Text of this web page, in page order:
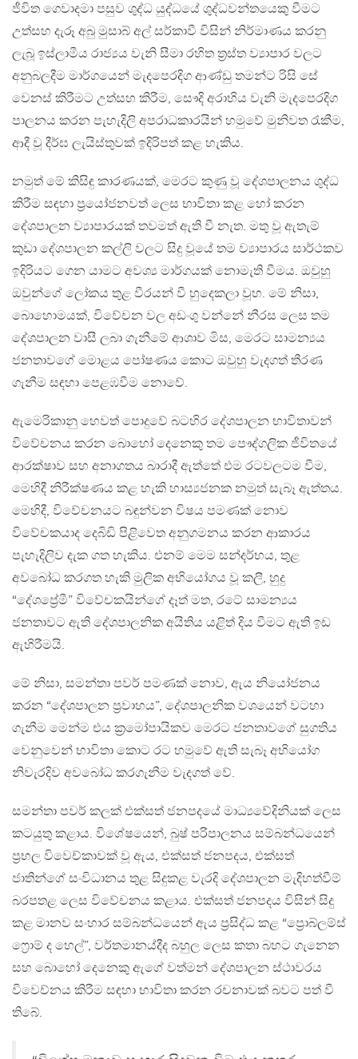
ජීවිත ගෙවාදමා පසුව ශුද්ධ යුද්ධයේ ශුද්ධවන්තයෙකු වීමට
උත්සහ දැරූ අබු මුසාබ් අල් සර්කාවී විසින් නිර්මාණය කරනු
ලැබූ ඉස්ලාමීය රාජ්‍යය වැනි සීමා රහිත ත්‍රස්ත ව්‍යාපාර වලට
අනුබලදීම මාර්ගයෙන් මැදපෙරදිග ආණ්ඩු තමන්ට රිසි සේ
වෙනස් කිරීමට උත්සහ කිරීම, සෞදි අරාභිය වැනි මැදපෙරදිග
පාලනය කරන පැහැදිලි අපරාධකාරයින් හමුවේ මුනිවත රැකීම,
ආදී වූ දීර්ඝ ලැයිස්තුවක් ඉදිරිපත් කළ හැකිය.
නමුත් මේ කිසිඳු කාරණයක්, මෙරට කුණු වූ දේශපාලනය ශුද්ධ
කිරීම සඳහා ප්‍රයෝජනවත් ලෙස භාවිතා කළ හෝ කරන
දේශපාලන ව්‍යාපාරයක් තවමත් ඇති වී නැත. මතු වූ ඇතැම්
කුඩා දේශපාලන කල්ලි වලට සිදු වූයේ තම ව්‍යාපාරය සාර්ථකව
ඉදිරියට ගෙන යාමට අවශ්‍ය මාර්ගයක් නොමැති වීමය. ඔවුහු
ඔවුන්ගේ ලෝකය තුළ වීරයන් වී හුදෙකලා වූහ. මේ නිසා,
බොහොමයක්, විවේචන වල අඩංගු වන්නේ නීරස ලෙස තම
දේශපාලන වාසී ලබා ගැනීමේ ආශාව මිස, මෙරට සාමන්‍යය
ජනතාවගේ මොළය පෝෂණය කොට ඔවුහු වැදගත් තීරණ
ගැනීම සඳහා පෙළඹවීම නොවේ.
ඇමෙරිකානු හෙවත් පොදුවේ බටහිර දේශපාලන භාවිතාවන්
විවේචනය කරන බොහෝ දෙනෙකු තම පෞද්ගලික ජීවිතයේ
ආරක්ෂාව සහ අනාගතය බාරාදී ඇත්තේ එම රටවලටම වීම,
මෙහිදී නිරීක්ෂණය කළ හැකි හාස්‍යජනක නමුත් සැබෑ ඇත්තය.
මෙහිදී, විවේචනයට බඳුන්වන විෂය පමණක් නොව
විවේචකයාද දෙබිඩි පිළිවෙත අනුගමනය කරන ආකාරය
පැහැදිලිව දැක ගත හැකිය. එනම් මෙම සන්දර්භය, තුළ
අවබෝධ කරගත හැකි මුලික අභියෝගය වූ කලී, හුදු
“දේශප්‍රේමී” විවේචකයින්ගේ දෑත් මත, රටේ සාමන්‍යය
ජනතාවට ඇති දේශපාලනික අයිතිය යළිත් දිය වීමට ඇති ඉඩ
ඇහිරීමයි.
මේ නිසා, සමන්තා පවර් පමණක් නොව, ඇය නියෝජනය
කරන “දේශපාලන ප්‍රවාහය”, දේශපාලනික වශයෙන් වටහා
ගැනීම මෙන්ම එය ක්‍රමෝපායිකව මෙරට ජනතාවගේ සුගතිය
වෙනුවෙන් භාවිතා කොට රට හමුවේ ඇති සැබෑ අභියෝග
නිවැරදිව අවබෝධ කරගැනීම වැදගත් වේ.
සමන්තා පවර් කලක් එක්සත් ජනපදයේ මාධ්‍යවේදිනියක් ලෙස
කටයුතු කළාය. විශේෂයෙන්, බුෂ් පරිපාලනය සම්බන්ධයෙන්
ප්‍රභල විවෙච්කාවක් වූ ඇය, එක්සත් ජනපදය, එක්සත්
ජාතින්ගේ සංවිධානය තුළ සිදුකළ වැරදි දේශපාලන මැදිහත්වීම්
බරපතළ ලෙස විවේචනය කළාය. එක්සත් ජනපදය විසින් සිදු
කළ මානව සංහාර සම්බන්ධයෙන් ඇය ප්‍රසිද්ධ කළ “ප්‍රොබ්ලම්ස්
ෆ්‍රොම් ද හෙල්”, වර්තමානය්දීද බහුල ලෙස කතා බහට ගැනෙන
සහ බොහෝ දෙනෙකු ඇගේ වත්මන් දේශපාලන ස්ථාවරය
විවෙච්නය කිරීම සඳහා භාවිතා කරන රචනාවක් බවට පත් වී
තිබේ.